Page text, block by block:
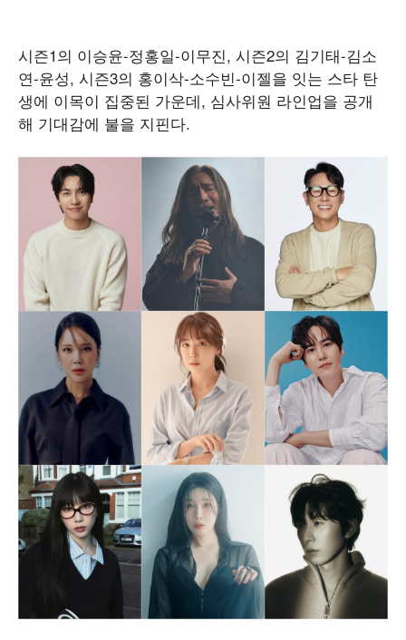
시즌1의 이승윤-정홍일-이무진, 시즌2의 김기태-김소
연-윤성, 시즌3의 홍이삭-소수빈-이젤을 잇는 스타 탄
생에 이목이 집중된 가운데, 심사위원 라인업을 공개
해 기대감에 불을 지핀다.